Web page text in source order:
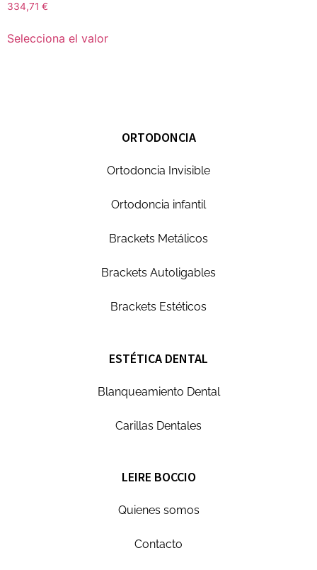
334,71 €
Selecciona el valor
ORTODONCIA
Ortodoncia Invisible
Ortodoncia infantil
Brackets Metálicos
Brackets Autoligables
Brackets Estéticos
ESTÉTICA DENTAL
Blanqueamiento Dental
Carillas Dentales
LEIRE BOCCIO
Quienes somos
Contacto